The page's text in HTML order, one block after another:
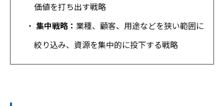
価値を打ち出す戦略
・ 集中戦略： 業種、顧客、用途などを狭い範囲に
絞り込み、資源を集中的に投下する戦略